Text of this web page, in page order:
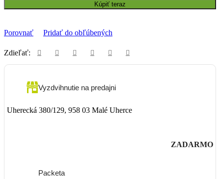
Kúpiť teraz
Porovnať Pridať do obľúbených
Zdieľať:
Vyzdvihnutie na predajni
Uherecká 380/129, 958 03 Malé Uherce
ZADARMO
Packeta